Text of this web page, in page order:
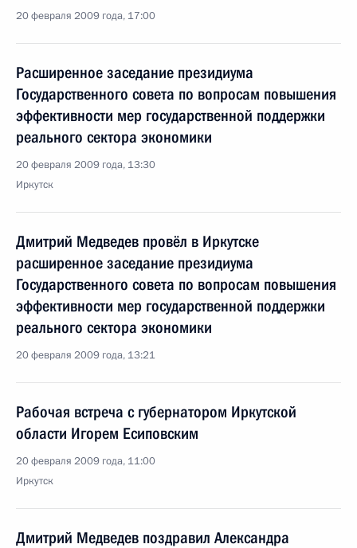
20 февраля 2009 года, 17:00
Расширенное заседание президиума
Государственного совета по вопросам повышения
эффективности мер государственной поддержки
реального сектора экономики
20 февраля 2009 года, 13:30
Иркутск
Дмитрий Медведев провёл в Иркутске
расширенное заседание президиума
Государственного совета по вопросам повышения
эффективности мер государственной поддержки
реального сектора экономики
20 февраля 2009 года, 13:21
Рабочая встреча с губернатором Иркутской
области Игорем Есиповским
20 февраля 2009 года, 11:00
Иркутск
Дмитрий Медведев поздравил Александра